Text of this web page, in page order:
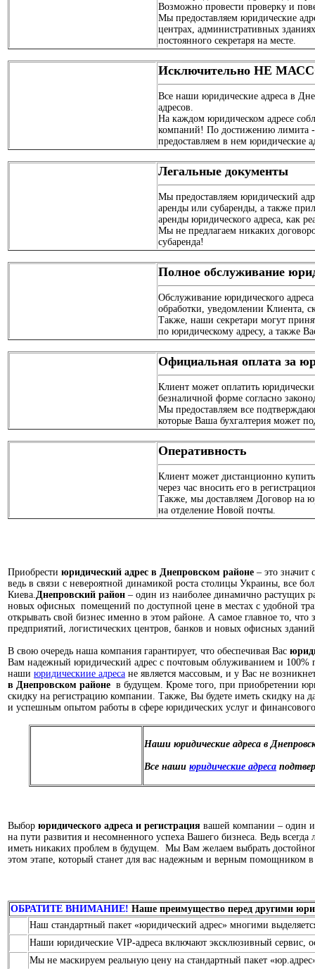
Возможно провести проверку и
Мы предоставляем юридические
центрах, административных
постоянного секретаря на месте.
Исключительно НЕ
Все наши юридические адреса в
адресов.
На каждом юридическом адресе
компаний! По достижению лимита
предоставляем в нем юридические
Легальные документы
Мы предоставляем юридический
аренды или субаренды, а также
аренды юридического адреса, как
Мы не предлагаем никаких
субаренда!
Полное обслуживание
Обслуживание юридического
обработки, уведомлении Клиента,
Также, наши секретари могут
по юридическому адресу, а также
Официальная оплата за
Клиент может оплатить
безналичной форме согласно
Мы предоставляем все
которые Ваша бухгалтерия может
Оперативность
Клиент может дистанционно
через час вносить его в
Также, мы доставляем Договор на
на отделение Новой почты.
Приобрести юридический адрес в Днепровском районе – это значит
ведь в связи с невероятной динамикой роста столицы Украины, все
Киева. Днепровский район – один из наиболее динамично растущих
новых офисных помещений по доступной цене в местах с удобной
открывать свой бизнес именно в этом районе. А самое главное то, что
предприятий, логистических центров, банков и новых офисных
В свою очередь наша компания гарантирует, что обеспечивая Вас
Вам надежный юридический адрес с почтовым облуживанием и 100%
наши юридическиие адреса не является массовым, и у Вас не
в Днепровском районе в будущем. Кроме того, при приобретении
скидку на регистрацию компании. Также, Вы будете иметь скидку на
и успешным опытом работы в сфере юридических услуг и
Наши юридические адреса в
Все наши юридические адреса
Выбор юридического адреса и регистрация вашей компании – один
на пути развития и несомненного успеха Вашего бизнеса. Ведь
иметь никаких проблем в будущем. Мы Вам желаем выбрать
этом этапе, который станет для вас надежным и верным помощником
ОБРАТИТЕ ВНИМАНИЕ! Наше преимущество перед другими
Наш стандартный пакет «юридический адрес» многими
Наши юридические VIP-адреса включают эксклюзивный сервис,
Мы не маскируем реальную цену на стандартный пакет